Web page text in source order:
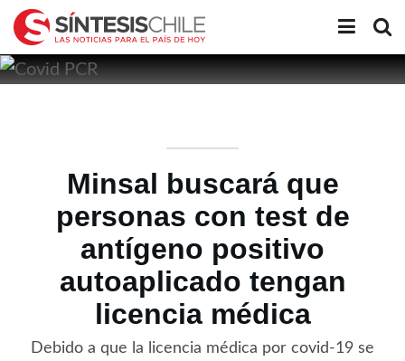
Minsal buscará que
personas con test de
antígeno positivo
autoaplicado tengan
licencia médica
Debido a que la licencia médica por covid-19 se